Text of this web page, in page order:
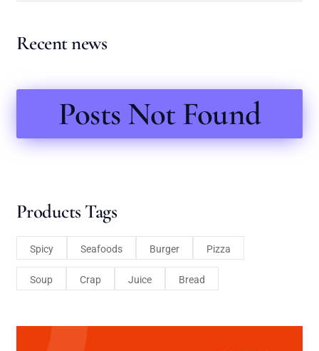
Recent news
Posts Not Found
Products Tags
Spicy Seafoods Burger Pizza
Soup Crap Juice Bread